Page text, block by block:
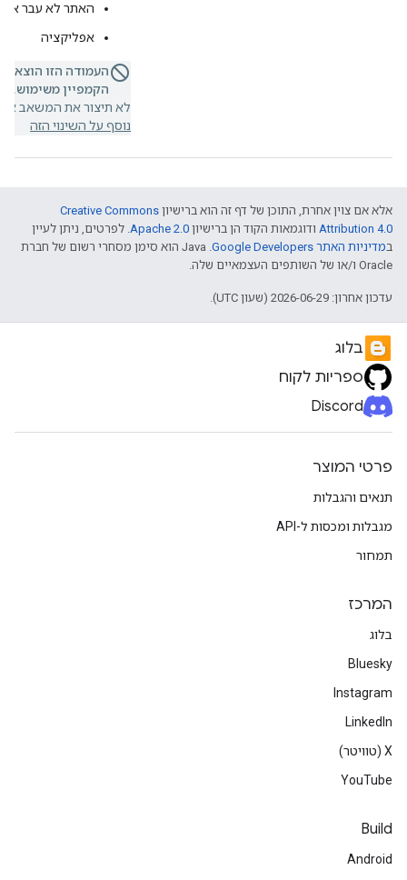
האתר לא עבר
אפליקציה
העמודה הזו
הקמפיין משימוש.
לא תיצור את המשאב או
נוסף על השינוי הזה
אלא אם צוין אחרת, התוכן של דף זה הוא ברישיון Creative Commons
Attribution 4.0 ודוגמאות הקוד הן ברישיון Apache 2.0. לפרטים, ניתן לעיין
במדיניות האתר Google Developers‏
.‏ Java הוא סימן מסחרי רשום של חברת
Oracle ו/או של השותפים העצמאיים שלה.
עדכון אחרון: 2026-06-29 (שעון UTC).
בלוג
ספריות לקוח
Discord
פרטי המוצר
תנאים והגבלות
מגבלות ומכסות ל-API
תמחור
המרכז
בלוג
Bluesky
Instagram
LinkedIn
‫X (טוויטר)
YouTube
Build
Android